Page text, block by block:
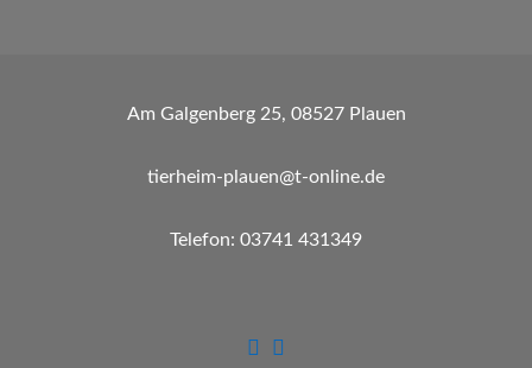
Am Galgenberg 25, 08527 Plauen
tierheim-plauen@t-online.de
Telefon: 03741 431349